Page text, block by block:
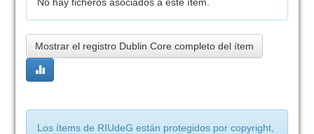
Mostrar el registro Dublin Core completo del ítem
Los ítems de RIUdeG están protegidos por copyright,